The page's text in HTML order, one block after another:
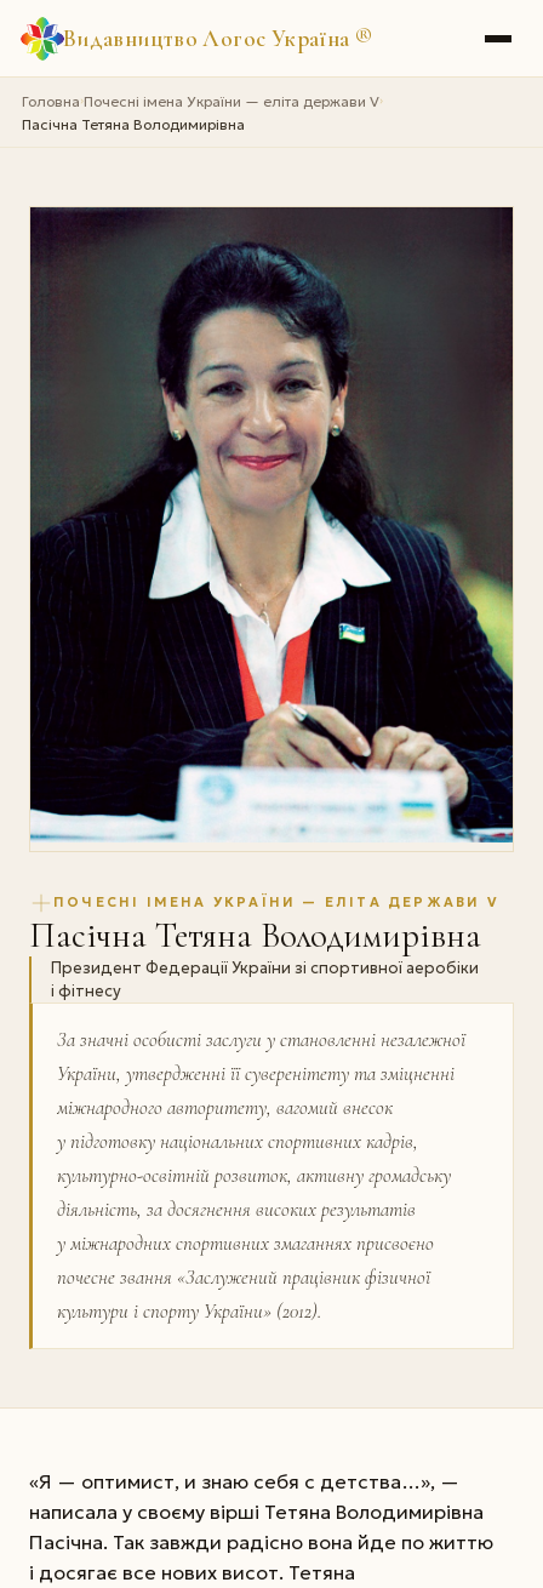
Видавництво Логос Україна ®
Головна›Почесні імена України — еліта держави V›
Пасічна Тетяна Володимирівна
ПОЧЕСНІ ІМЕНА УКРАЇНИ — ЕЛІТА ДЕРЖАВИ V
Пасічна Тетяна Володимирівна
Президент Федерації України зі спортивної аеробіки
і фітнесу
За значні особисті заслуги у становленні незалежної
України, утвердженні її суверенітету та зміцненні
міжнародного авторитету, вагомий внесок
у підготовку національних спортивних кадрів,
культурно-освітній розвиток, активну громадську
діяльність, за досягнення високих результатів
у міжнародних спортивних змаганнях присвоєно
почесне звання «Заслужений працівник фізичної
культури і спорту України» (2012).
«Я — оптимист, и знаю себя с детства…», —
написала у своєму вірші Тетяна Володимирівна
Пасічна. Так завжди радісно вона йде по життю
і досягає все нових висот. Тетяна